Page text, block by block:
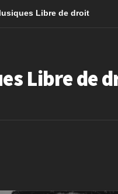
Libre de droit
Libre de